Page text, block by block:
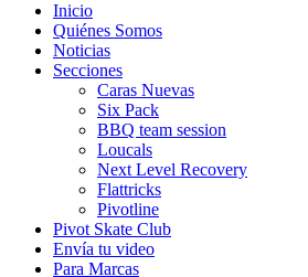
Inicio
Quiénes Somos
Noticias
Secciones
Caras Nuevas
Six Pack
BBQ team session
Loucals
Next Level Recovery
Flattricks
Pivotline
Pivot Skate Club
Envía tu video
Para Marcas